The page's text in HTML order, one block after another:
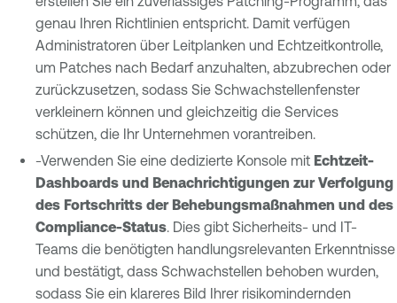
genau Ihren Richtlinien entspricht. Damit verfügen
Administratoren über Leitplanken und Echtzeitkontrolle,
um Patches nach Bedarf anzuhalten, abzubrechen oder
zurückzusetzen, sodass Sie Schwachstellenfenster
verkleinern können und gleichzeitig die Services
schützen, die Ihr Unternehmen vorantreiben.
-Verwenden Sie eine dedizierte Konsole mit Echtzeit-
Dashboards und Benachrichtigungen zur Verfolgung
des Fortschritts der Behebungsmaßnahmen und des
Compliance-Status. Dies gibt Sicherheits- und IT-
Teams die benötigten handlungsrelevanten Erkenntnisse
und bestätigt, dass Schwachstellen behoben wurden,
sodass Sie ein klareres Bild Ihrer risikomindernden